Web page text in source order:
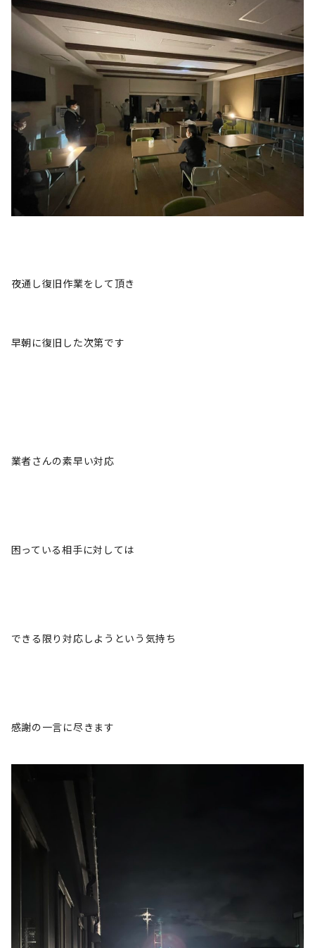
夜通し復旧作業をして頂き
早朝に復旧した次第です
業者さんの素早い対応
困っている相手に対しては
できる限り対応しようという気持ち
感謝の一言に尽きます